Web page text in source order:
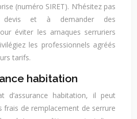
(numéro SIRET). N’hésitez pas
et à demander des
éviter les arnaques serruriers
les professionnels agréés
tarifs.
habitation
d’assurance habitation, il peut
frais de remplacement de serrure